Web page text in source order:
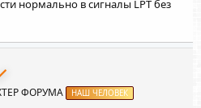
нормально в сигналы LPT без
ФОРУМА НАШ ЧЕЛОВЕК